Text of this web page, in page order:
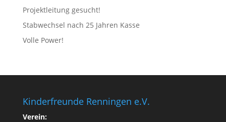
Projektleitung gesucht!
Stabwechsel nach 25 Jahren Kasse
Volle Power!
Kinderfreunde Renningen e.V.
Verein: